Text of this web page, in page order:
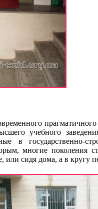
учебного
в государственно-
многие поколения
или сидя дома, а в кругу